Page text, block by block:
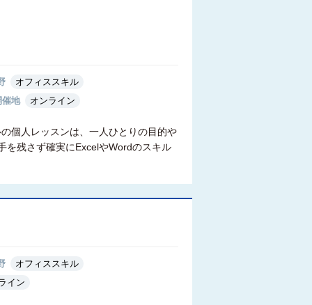
オフィススキル
催地
オンライン
個人レッスンは、一人ひとりの目的や
を残さず確実にExcelやWordのスキル
オフィススキル
イン